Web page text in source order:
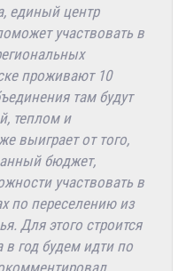
единый центр
участвовать в
проживают 10
там будут
теплом и
выиграет от того,
бюджет,
участвовать в
по переселению из
Для этого строится
год будем идти по